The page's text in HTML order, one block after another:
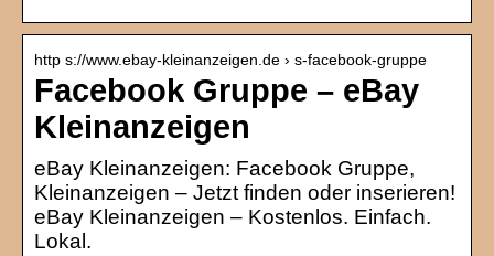
http s://www.ebay-kleinanzeigen.de › s-facebook-gruppe
Facebook Gruppe – eBay
Kleinanzeigen
eBay Kleinanzeigen: Facebook Gruppe,
Kleinanzeigen – Jetzt finden oder inserieren!
eBay Kleinanzeigen – Kostenlos. Einfach.
Lokal.